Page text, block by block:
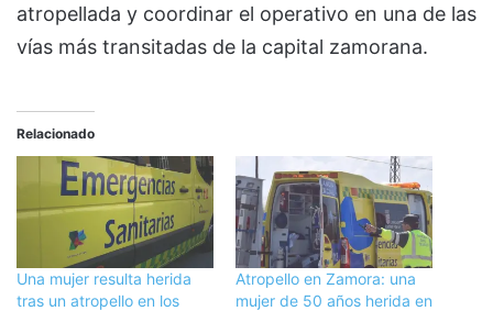
atropellada y coordinar el operativo en una de las
vías más transitadas de la capital zamorana.
Relacionado
Una mujer resulta herida
tras un atropello en los
Atropello en Zamora: una
mujer de 50 años herida en